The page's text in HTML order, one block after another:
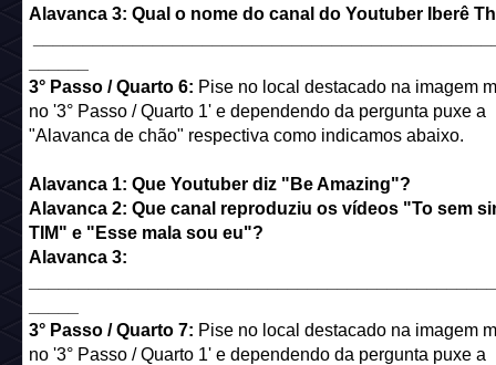
Alavanca 3: Qual o nome do canal do Youtuber Iberê
3° Passo / Quarto 6: Pise no local destacado na imagem
no '3° Passo / Quarto 1' e dependendo da pergunta puxe a
"Alavanca de chão" respectiva como indicamos abaixo.
Alavanca 1: Que Youtuber diz "Be Amazing"?
Alavanca 2: Que canal reproduziu os vídeos "To sem
TIM" e "Esse mala sou eu"?
Alavanca 3:
3° Passo / Quarto 7: Pise no local destacado na imagem
no '3° Passo / Quarto 1' e dependendo da pergunta puxe a